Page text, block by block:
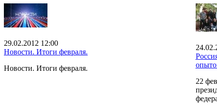
29.02.2012 12:00
Новости. Итоги февраля.
Новости. Итоги февраля.
22